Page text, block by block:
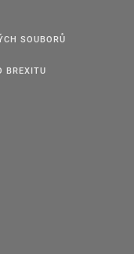
SOUBORŮ
BREXITU